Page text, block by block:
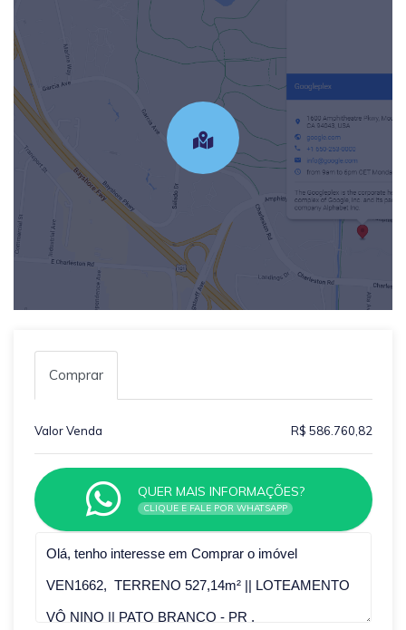
Comprar
Valor Venda R$ 586.760,82
QUER MAIS INFORMAÇÕES?
CLIQUE E FALE POR WHATSAPP